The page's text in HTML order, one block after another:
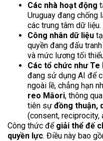
Các nhà hoạt động
Uruguay đang chống
các trung tâm dữ liệu.
Công nhân dữ liệu
quyền đang đấu
và mức lương tối
Các tổ chức như Te
đang sử dụng AI để
ngoài lề, chẳng hạn
reo Māori, thông
tiên sự đồng thuận,
(consent, reciprocity,
Công thức để giải thể đế
quyền lực. Điều này bao